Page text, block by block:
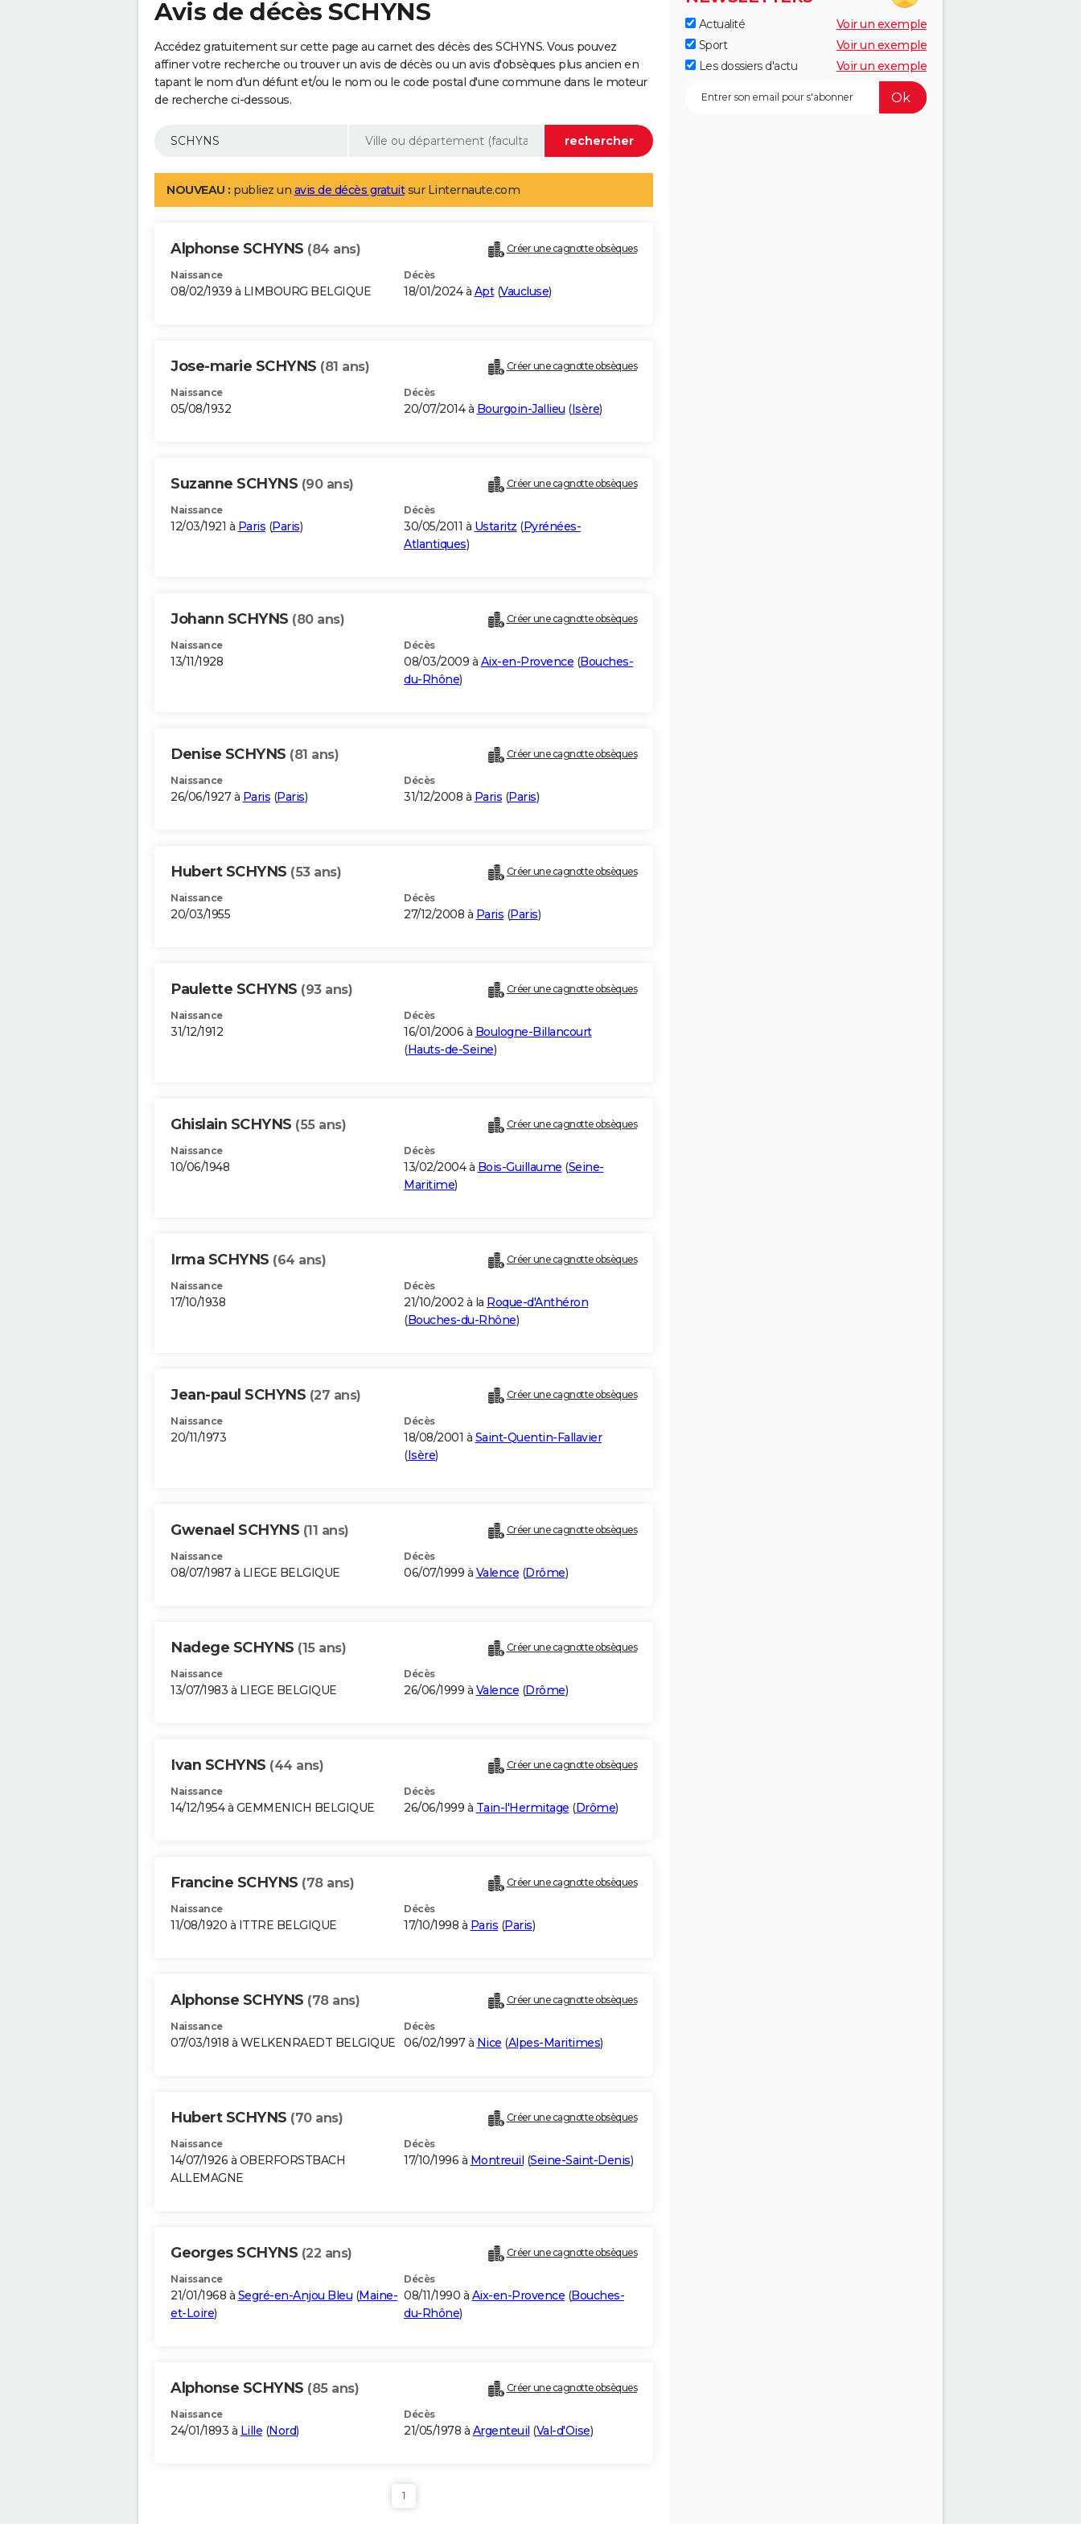
Avis de décès SCHYNS
Accédez gratuitement sur cette page au carnet des décès des SCHYNS. Vous pouvez
affiner votre recherche ou trouver un avis de décès ou un avis d'obsèques plus ancien en
tapant le nom d'un défunt et/ou le nom ou le code postal d'une commune dans le moteur
de recherche ci-dessous.
NOUVEAU : publiez un avis de décès gratuitsur Linternaute.com
Alphonse SCHYNS (84 ans) Créer une cagnotte obsèques
Naissance
08/02/1939 à LIMBOURG BELGIQUE
Décès
18/01/2024 à Apt(Vaucluse)
Jose-marie SCHYNS (81 ans) Créer une cagnotte obsèques
Naissance
05/08/1932
Décès
20/07/2014 à Bourgoin-Jallieu (Isère)
Suzanne SCHYNS (90 ans) Créer une cagnotte obsèques
Naissance
12/03/1921 à Paris (Paris)
Décès
30/05/2011 à Ustaritz (Pyrénées-
Atlantiques)
Johann SCHYNS (80 ans) Créer une cagnotte obsèques
Naissance
13/11/1928
Décès
08/03/2009 à Aix-en-Provence (Bouches-
du-Rhône)
Denise SCHYNS (81 ans) Créer une cagnotte obsèques
Naissance
26/06/1927 à Paris (Paris)
Décès
31/12/2008 à Paris (Paris)
Hubert SCHYNS (53 ans) Créer une cagnotte obsèques
Naissance
20/03/1955
Décès
27/12/2008 à Paris (Paris)
Paulette SCHYNS (93 ans) Créer une cagnotte obsèques
Naissance
31/12/1912
Décès
16/01/2006 à Boulogne-Billancourt
(Hauts-de-Seine)
Ghislain SCHYNS (55 ans) Créer une cagnotte obsèques
Naissance
10/06/1948
Décès
13/02/2004 à Bois-Guillaume (Seine-
Maritime)
Irma SCHYNS (64 ans) Créer une cagnotte obsèques
Naissance
17/10/1938
Décès
21/10/2002 à la Roque-d'Anthéron
(Bouches-du-Rhône)
Jean-paul SCHYNS (27 ans) Créer une cagnotte obsèques
Naissance
20/11/1973
Décès
18/08/2001 à Saint-Quentin-Fallavier
(Isère)
Gwenael SCHYNS (11 ans) Créer une cagnotte obsèques
Naissance
08/07/1987 à LIEGE BELGIQUE
Décès
06/07/1999 à Valence (Drôme)
Nadege SCHYNS (15 ans) Créer une cagnotte obsèques
Naissance
13/07/1983 à LIEGE BELGIQUE
Décès
26/06/1999 à Valence (Drôme)
Ivan SCHYNS (44 ans) Créer une cagnotte obsèques
Naissance
14/12/1954 à GEMMENICH BELGIQUE
Décès
26/06/1999 à Tain-l'Hermitage (Drôme)
Francine SCHYNS (78 ans) Créer une cagnotte obsèques
Naissance
11/08/1920 à ITTRE BELGIQUE
Décès
17/10/1998 à Paris (Paris)
Alphonse SCHYNS (78 ans) Créer une cagnotte obsèques
Naissance
07/03/1918 à WELKENRAEDT BELGIQUE
Décès
06/02/1997 à Nice (Alpes-Maritimes)
Hubert SCHYNS (70 ans) Créer une cagnotte obsèques
Naissance
14/07/1926 à OBERFORSTBACH
ALLEMAGNE
Décès
17/10/1996 à Montreuil (Seine-Saint-Denis)
Georges SCHYNS (22 ans) Créer une cagnotte obsèques
Naissance
21/01/1968 à Segré-en-Anjou Bleu (Maine-
et-Loire)
Décès
08/11/1990 à Aix-en-Provence (Bouches-
du-Rhône)
Alphonse SCHYNS (85 ans) Créer une cagnotte obsèques
Naissance
24/01/1893 à Lille (Nord)
Décès
21/05/1978 à Argenteuil (Val-d'Oise)
1
Actualité
Voir un exemple
Sport
Voir un exemple
Les dossiers d'actu
Voir un exemple